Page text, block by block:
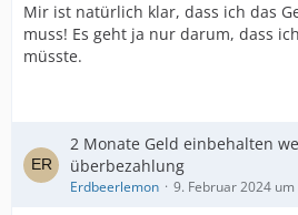
Mir ist natürlich klar, dass ich das
muss! Es geht ja nur darum, dass
müsste.
2 Monate Geld einbehalten
überbezahlung
Erdbeerlemon 9. Februar 2024 um